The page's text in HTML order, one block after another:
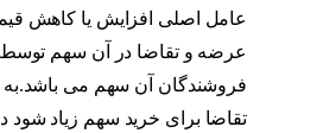
عامل اصلی افزایش یا کاهش
عرضه و تقاضا در آن سهم توسط
فروشندگان آن سهم می باشد.به
تقاضا برای خرید سهم زیاد شود